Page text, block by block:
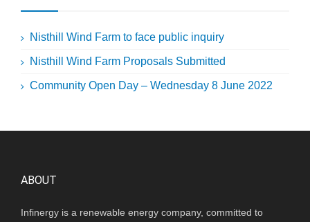
Nisthill Wind Farm to face public inquiry
Nisthill Wind Farm Proposals Submitted
Community Open Day – Wednesday 8 June 2022
ABOUT
Infinergy is a renewable energy company, committed to